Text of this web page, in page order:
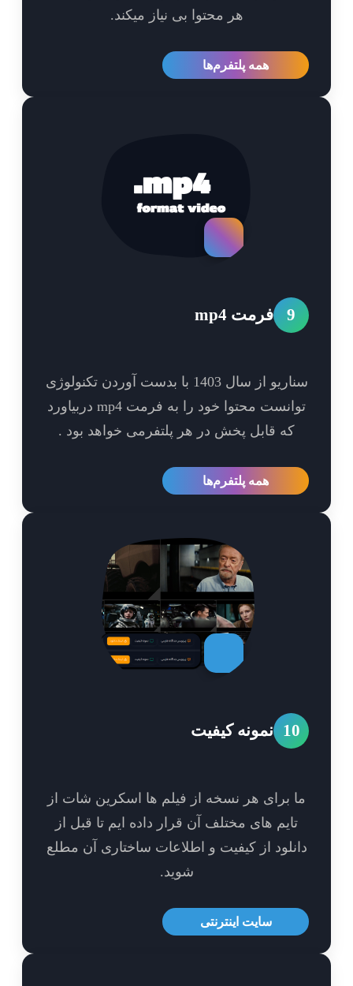
هر محتوا بی نیاز میکند.
همه پلتفرم‌ها
فرمت mp4
سناریو از سال 1403 با بدست آوردن تکنولوژی
توانست محتوا خود را به فرمت mp4 دربیاورد
که قابل پخش در هر پلتفرمی خواهد بود .
همه پلتفرم‌ها
نمونه کیفیت
برای هر نسخه از فیلم ها اسکرین شات از
های مختلف آن قرار داده ایم تا قبل از
از کیفیت و اطلاعات ساختاری آن مطلع
سایت اینترنتی